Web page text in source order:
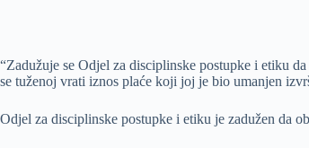
“Zadužuje se Odjel za disciplinske postupke i etiku
se tuženoj vrati iznos plaće koji joj je bio umanjen
Odjel za disciplinske postupke i etiku je zadužen da